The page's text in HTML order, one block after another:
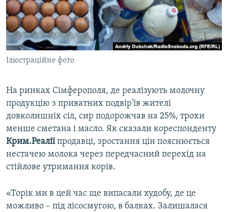
ВІДЕОУРОКИ «ELIFBE»
СВІДЧЕННЯ ОКУПАЦІЇ
УКРАЇНСЬКА ПРОБЛЕМА КРИМУ
ІНФОГРАФІКА
Русский
Qırımtatar
ДОЛУЧАЙСЯ!
Усі сайти RFE/RL
Ілюстраційне фото
На ринках Сімферополя, де реалізують молочну
продукцію з приватних подвір'їв жителі
довколишніх сіл, сир подорожчав на 25%, трохи
менше сметана і масло. Як сказали кореспонденту
Крим.Реаліїпродавці, зростання цін пояснюється
нестачею молока через передчасний перехід на
стійлове утримання корів.
«Торік ми в цей час ще випасали худобу, де це
можливо – під лісосмугою, в балках. Залишалася